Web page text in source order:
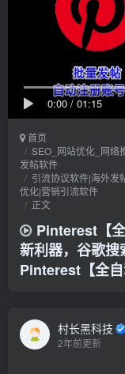
0:00 / 01:15
首页
SEO_网站优化_网络
发帖软件
引流协议软件|海外发
优化|营销引流软件
正文
Pinterest【
新利器，谷歌
Pinterest【全自
村长黑科技
2年前更新